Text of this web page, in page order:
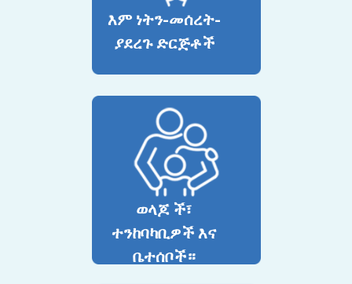
እም ነትን-መሰረት-
ያደረጉ ድርጅቶች
ወላጆ ች፣
ተንከባካቢዎች እና
ቤተሰቦች።